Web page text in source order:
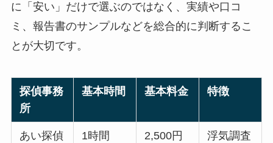
に「安い」だけで選ぶのではなく、実績や口コ
ミ、報告書のサンプルなどを総合的に判断するこ
とが大切です。
探偵事務
所
基本時間 基本料金 特徴
あい探偵 1時間
2,500円
浮気調査